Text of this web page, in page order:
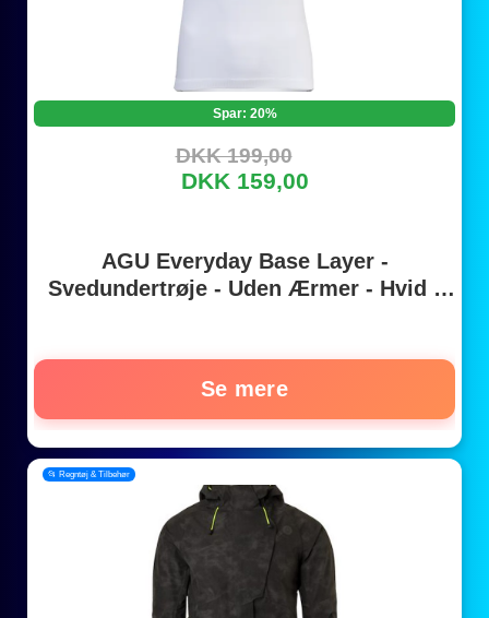
Spar: 20%
DKK 199,00
DKK 159,00
AGU Everyday Base Layer -
Svedundertrøje - Uden Ærmer - Hvid -
Se mere
📂 Regntøj & Tilbehør